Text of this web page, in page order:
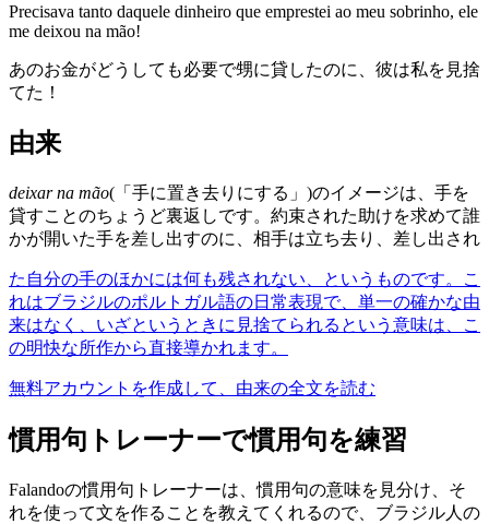
Precisava tanto daquele dinheiro que emprestei ao meu sobrinho, ele
me deixou na mão!
あのお金がどうしても必要で甥に貸したのに、彼は私を見捨
てた！
由来
deixar na mão(「手に置き去りにする」)のイメージは、手を
貸すことのちょうど裏返しです。約束された助けを求めて誰
かが開いた手を差し出すのに、相手は立ち去り、差し出され
た自分の手のほかには何も残されない、というものです。こ
れはブラジルのポルトガル語の日常表現で、単一の確かな由
来はなく、いざというときに見捨てられるという意味は、こ
の明快な所作から直接導かれます。
無料アカウントを作成して、由来の全文を読む
慣用句トレーナーで慣用句を練習
Falandoの慣用句トレーナーは、慣用句の意味を見分け、そ
れを使って文を作ることを教えてくれるので、ブラジル人の